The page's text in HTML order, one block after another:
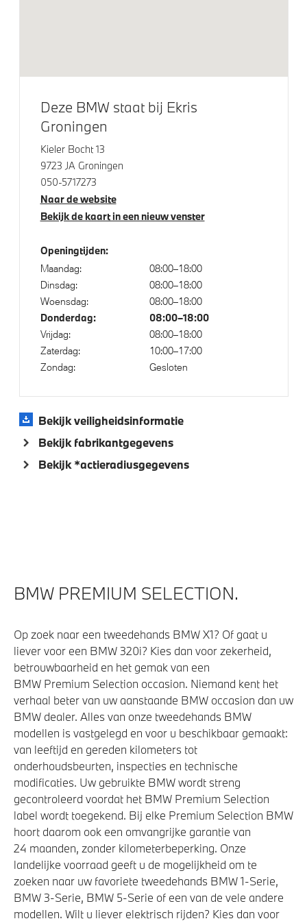
Elektrische voorzieningen
Comfort Access
Driving Assistant Professional
Bandenspanningsweergavesysteem
Parking Assistant Professional
Regen- en lichtsensor
Servotronic
Aandrijving en onderstel
Integral Active Steering
M Sport uitlaatsysteem
Anti blokkeer systeem
Adaptief onderstel met luchtvering op voor- en
achteras
Park Distance Control (PDC) voor en achter
Akoestische voetgangersbescherming
Deze BMW staat bij Ekris
Groningen
Kieler Bocht 13
9723 JA Groningen
050-5717273
Naar de website
Bekijk de kaart in een nieuw venster
Openingtijden:
Maandag:
08:00–18:00
Dinsdag:
08:00–18:00
Woensdag:
08:00–18:00
Donderdag: 08:00–18:00
Vrijdag:
08:00–18:00
Zaterdag:
10:00–17:00
Zondag:
Gesloten
Bekijk veiligheidsinformatie
Bekijk fabrikantgegevens
Bekijk *actieradiusgegevens
BMW PREMIUM SELECTION.
Op zoek naar een tweedehands BMW X1? Of gaat u
liever voor een BMW 320i? Kies dan voor zekerheid,
betrouwbaarheid en het gemak van een
BMW Premium Selection occasion. Niemand kent het
verhaal beter van uw aanstaande BMW occasion dan uw
BMW dealer. Alles van onze tweedehands BMW
modellen is vastgelegd en voor u beschikbaar gemaakt:
van leeftijd en gereden kilometers tot
onderhoudsbeurten, inspecties en technische
modificaties. Uw gebruikte BMW wordt streng
gecontroleerd voordat het BMW Premium Selection
label wordt toegekend. Bij elke Premium Selection BMW
hoort daarom ook een omvangrijke garantie van
24 maanden, zonder kilometerbeperking. Onze
landelijke voorraad geeft u de mogelijkheid om te
zoeken naar uw favoriete tweedehands BMW 1-Serie,
BMW 3-Serie, BMW 5-Serie of een van de vele andere
modellen. Wilt u liever elektrisch rijden? Kies dan voor